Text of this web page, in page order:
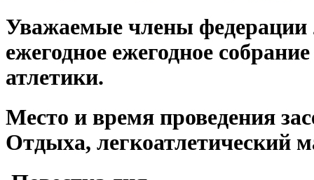
Уважаемые члены федерации
ежегодное ежегодное
атлетики.
Место и время проведения
Отдыха, легкоатлетический